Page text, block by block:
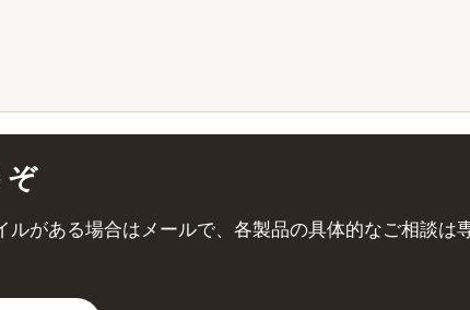
ぞ
がある場合はメールで、各製品の具体的なご相談は